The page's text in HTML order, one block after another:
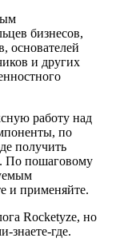
бизнесов,
основателей
и других
работу над
по
получить
По пошаговому
и применяйте.
Rocketyze, но
знаете-где.